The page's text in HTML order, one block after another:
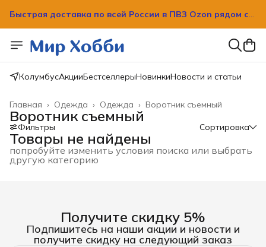
Быстрая доставка по всей России в ПВЗ Ozon рядом с
Быстрая доставка по всей России в ПВЗ Ozon рядом с
вашим домом!
КолумбусАкцииБестселлерыНовинкиНовости и статьи
Воротник съемный
Одежда ›
Одежда ›
Главная ›
Воротник съемный
Фильтры Сортировка
Товары не найдены
попробуйте изменить условия поиска или выбрать
другую категорию
Получите скидку 5%
Подпишитесь на наши акции и новости и
получите скидку на следующий заказ